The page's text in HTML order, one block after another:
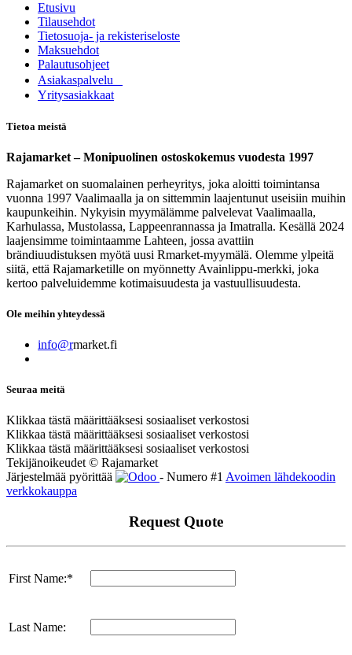
Etusivu
Tilausehdot
Tietosuoja- ja rekisteriseloste
Maksuehdot
Palautusohjeet
Asia​k​aspalvelu
​Yritysasiakkaat
Tietoa meistä
Rajamarket – Monipuolinen ostoskokemus vuodesta 1997
Rajamarket on suomalainen perheyritys, joka aloitti toimintansa
vuonna 1997 Vaalimaalla ja on sittemmin laajentunut useisiin muihin
kaupunkeihin. Nykyisin myymälämme palvelevat Vaalimaalla,
Karhulassa, Mustolassa, Lappeenrannassa ja Imatralla. Kesällä 2024
laajensimme toimintaamme Lahteen, jossa avattiin
brändiuudistuksen myötä uusi Rmarket-myymälä. Olemme ylpeitä
siitä, että Rajamarketille on myönnetty Avainlippu-merkki, joka
kertoo palveluidemme kotimaisuudesta ja vastuullisuudesta.
Ole meihin yhteydessä
info@rmarket.fi
Seuraa meitä
Klikkaa tästä määrittääksesi sosiaaliset verkostosi
Klikkaa tästä määrittääksesi sosiaaliset verkostosi
Klikkaa tästä määrittääksesi sosiaaliset verkostosi
Tekijänoikeudet © Rajamarket
Järjestelmää pyörittää
- Numero #1 Avoimen lähdekoodin
verkkokauppa
Request Quote
First Name:*
Last Name: